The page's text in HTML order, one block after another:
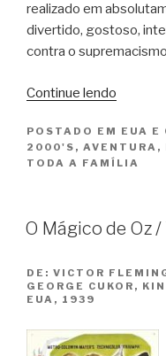
realizado em
divertido, gostoso,
contra o
Continue lendo
e
a
and
Chamber
of
POSTADO EM EUA E
2000'S , AVENTURA ,
TODA A FAMÍLIA
O Mágico de Oz
DE: VICTOR
GEORGE CUKOR,
EUA, 1939